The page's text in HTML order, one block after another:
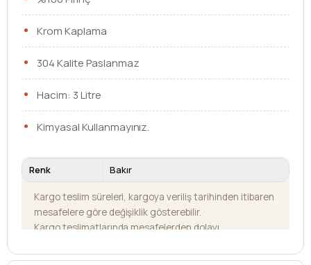
Krom Kaplama
304 Kalite Paslanmaz
Hacim: 3 Litre
Kimyasal Kullanmayınız.
Renk Bakır
Kargo teslim süreleri, kargoya veriliş tarihinden itibaren
mesafelere göre değişiklik gösterebilir.
Kargo teslimatlarında mesafelerden dolayı
Kargonuzu teslim alırken hasarlı olabileceğini